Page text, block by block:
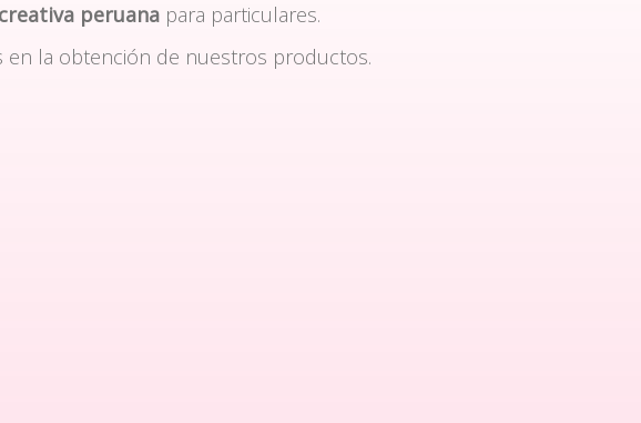
peruana para particulares.
en la obtención de nuestros productos.